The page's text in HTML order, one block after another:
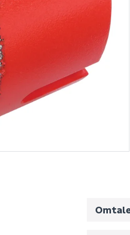
479
Bestillingsvare